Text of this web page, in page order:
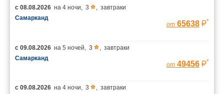
с 08.08.2026 на 4 ночи, 3 , завтраки
Самарканд
от 65638 *
с 09.08.2026 на 5 ночей, 3 , завтраки
Самарканд
от 49456 *
с 09.08.2026 на 4 ночи, 3 , завтраки